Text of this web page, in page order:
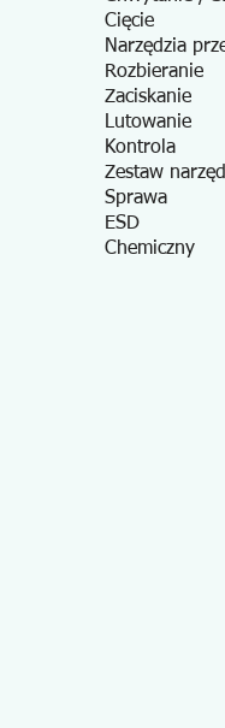
Cięcie
Narzędzia
Rozbieranie
Zaciskanie
Lutowanie
Kontrola
Zestaw
Sprawa
ESD
Chemiczny